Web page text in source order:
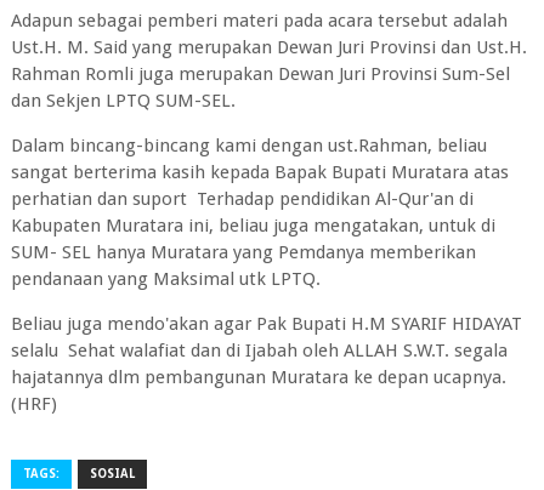
Adapun sebagai pemberi materi pada acara tersebut adalah
Ust.H. M. Said yang merupakan Dewan Juri Provinsi dan Ust.H.
Rahman Romli juga merupakan Dewan Juri Provinsi Sum-Sel
dan Sekjen LPTQ SUM-SEL.
Dalam bincang-bincang kami dengan ust.Rahman, beliau
sangat berterima kasih kepada Bapak Bupati Muratara atas
perhatian dan suport Terhadap pendidikan Al-Qur'an di
Kabupaten Muratara ini, beliau juga mengatakan, untuk di
SUM- SEL hanya Muratara yang Pemdanya memberikan
pendanaan yang Maksimal utk LPTQ.
Beliau juga mendo'akan agar Pak Bupati H.M SYARIF HIDAYAT
selalu Sehat walafiat dan di Ijabah oleh ALLAH S.W.T. segala
hajatannya dlm pembangunan Muratara ke depan ucapnya.
(HRF)
TAGS: SOSIAL